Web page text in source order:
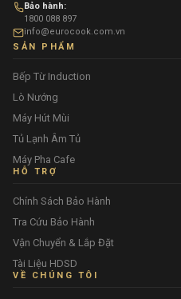
Bảo hành:
1800 088 897
info@eurocook.com.vn
SẢN PHẨM
Bếp Từ Induction
Lò Nướng
Máy Hút Mùi
Tủ Lạnh Âm Tủ
Máy Pha Cafe
HỖ TRỢ
Chính Sách Bảo Hành
Tra Cứu Bảo Hành
Vận Chuyển & Lắp Đặt
Tài Liệu HDSD
VỀ CHÚNG TÔI